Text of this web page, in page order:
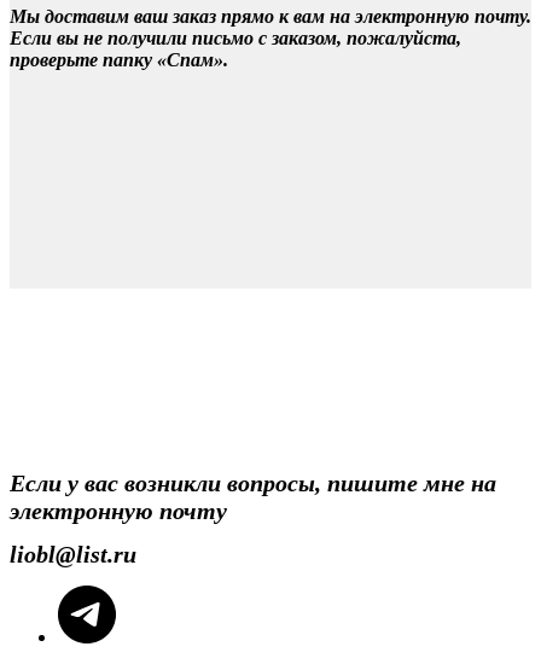
Мы доставим ваш заказ прямо к вам на электронную почту.
Если вы не получили письмо с заказом, пожалуйста,
проверьте папку «Спам».
Если у вас возникли вопросы, пишите мне на
электронную почту
liobl@list.ru